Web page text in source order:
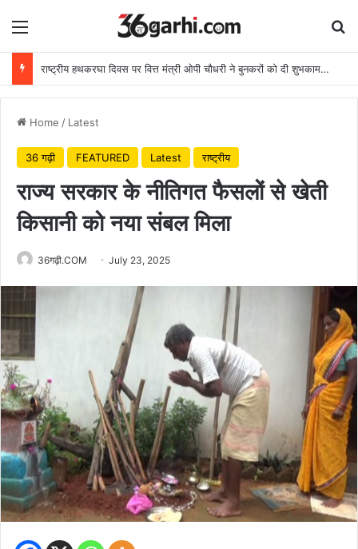
Menu
राष्ट्रीय हथकरघा दिवस पर वित्त मंत्री ओपी चौधरी ने बुनकरों को दी शुभकामनाएं
Home / Latest
36 गढ़ी FEATURED Latest राष्ट्रीय
राज्य सरकार के नीतिगत फैसलों से खेती
किसानी को नया संबल मिला
36गढ़ी.COM July 23, 2025